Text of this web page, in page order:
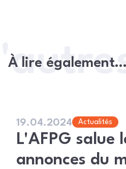
À lire également…
19.04.2024 Actualités
L'AFPG salue
annonces du